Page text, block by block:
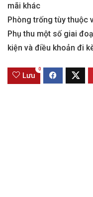
mãi khác
Phòng trống tùy thuộc
Phụ thu một số giai
kiện và điều khoản đi
Lưu
0